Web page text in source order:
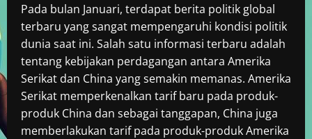
Pada bulan Januari, terdapat berita politik global
terbaru yang sangat mempengaruhi kondisi politik
dunia saat ini. Salah satu informasi terbaru adalah
tentang kebijakan perdagangan antara Amerika
Serikat dan China yang semakin memanas. Amerika
Serikat memperkenalkan tarif baru pada produk-
produk China dan sebagai tanggapan, China juga
memberlakukan tarif pada produk-produk Amerika